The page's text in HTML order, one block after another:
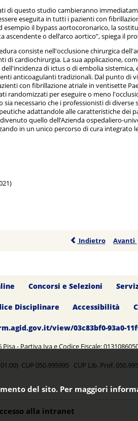
di questo studio cambieranno
eseguita in tutti i pazienti con
esempio il bypass aortocoronarico, la
ascendente o dell’arco aortico”, spiega il
consiste nell'occlusione chirurgica
di cardiochirurgia. La sua applicazione,
dell'incidenza di ictus o di embolia
anticoagulanti tradizionali. Dal punto di
con fibrillazione atriale in ventisette
randomizzati per eseguire o meno
necessario che i professionisti di
adattandole alle caratteristiche dei
quello dell’Azienda ospedaliero-
in un unico percorso di cura integrato
Indietro Avanti
Concorsi e Selezioni
Disciplinare Accessibilità
view/03c83bf0-93a0-
- Partiva Iva e Codice Fiscale:
CUP 050.995995 CUP Lib. Prof.
alla intranet
del sito. Per maggiori